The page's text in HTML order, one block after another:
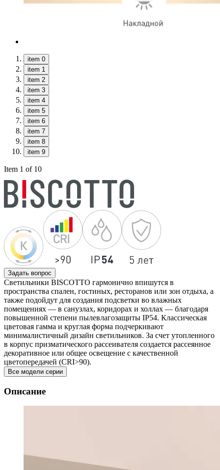
item 0
item 1
item 2
item 3
item 4
item 5
item 6
item 7
item 8
item 9
Item 1 of 10
Задать вопрос
Светильники BISCOTTO гармонично впишутся в
пространства спален, гостиных, ресторанов или зон отдыха, а
также подойдут для создания подсветки во влажных
помещениях — в санузлах, коридорах и холлах — благодаря
повышенной степени пылевлагозащиты IP54. Классическая
цветовая гамма и круглая форма подчеркивают
минималистичный дизайн светильников. За счет утопленного
в корпус призматического рассеивателя создается рассеянное
декоративное или общее освещение с качественной
цветопередачей (CRI>90).
Все модели серии
Описание